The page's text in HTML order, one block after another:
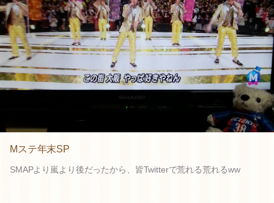
Mステ年末SP
SMAPより嵐より後だったから、皆Twitterで荒れる荒れるww